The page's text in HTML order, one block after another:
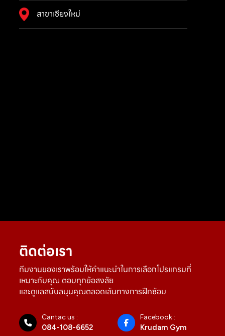
สาขาเชียงใหม่
ติดต่อเรา
ทีมงานของเราพร้อมให้คำแนะนำในการเลือกโปรแกรมที่
เหมาะกับคุณ ตอบทุกข้อสงสัย
และดูแลสนับสนุนคุณตลอดเส้นทางการฝึกซ้อม
Cantac us :
084-108-6652
Facebook :
Krudam Gym